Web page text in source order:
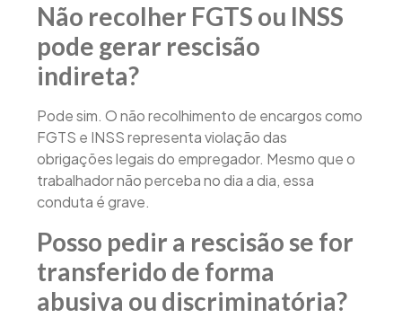
Não recolher FGTS ou INSS
pode gerar rescisão
indireta?
Pode sim. O não recolhimento de encargos como
FGTS e INSS representa violação das
obrigações legais do empregador. Mesmo que o
trabalhador não perceba no dia a dia, essa
conduta é grave.
Posso pedir a rescisão se for
transferido de forma
abusiva ou discriminatória?